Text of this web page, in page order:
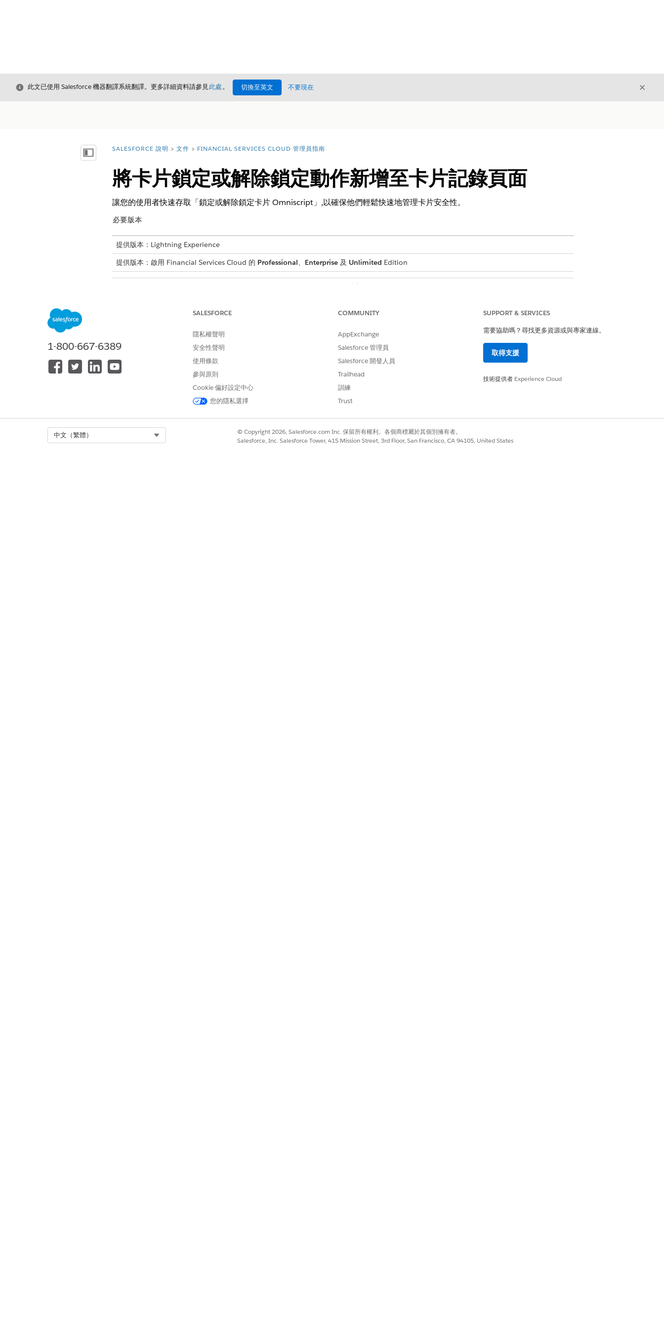
結束
此文已使用 Salesforce 機器翻譯系統翻譯。更多詳細資料請參見此處。 切換至英文 不要現在 結束
顯示目錄 您位於此處：
SALESFORCE 說明 文件 FINANCIAL SERVICES CLOUD 管理員指南
將卡片鎖定或解除鎖定動作新增至卡片記錄頁面
讓您的使用者快速存取「鎖定或解除鎖定卡片 Omniscript」,以確保他們輕鬆快速地管理卡片安全性。
必要版本
提供版本：Lightning Experience
提供版本：啟用 Financial Services Cloud 的 Professional、 Enterprise及 Unlimited Edition
需要的使用者權限
在「快速尋找」方塊中,輸入「核發卡片
Lightning 記錄頁面」,然後選取「
如果您看不到記錄頁面,請建立記錄頁面。請參閱 建立和設定 Lightning Experience 記錄頁面
在「元件」索引標籤上,將
Action Launcher
建立「鎖定或解除鎖定卡片動作」時建立的動作啟動器部署。
此文章是否解決您的問題？
1-800-667-6389
SALESFORCE
隱私權聲明
安全性聲明
使用條款
參與原則
Cookie 偏好設定中心
您的隱私選擇
COMMUNITY
AppExchange
Salesforce 管理員
Salesforce 開發人員
Trailhead
訓練
Trust
SUPPORT & SERVICES
需要協助嗎？尋找更多資源或與專家連線。
取得支援
技術提供者 Experience Cloud
中文（繁體）
© Copyright 2026, Salesforce.com Inc. 保留所有權利。各個商標屬於其個別擁有者。
Salesforce, Inc. Salesforce Tower, 415 Mission Street, 3rd Floor, San Francisco, CA 94105, United States